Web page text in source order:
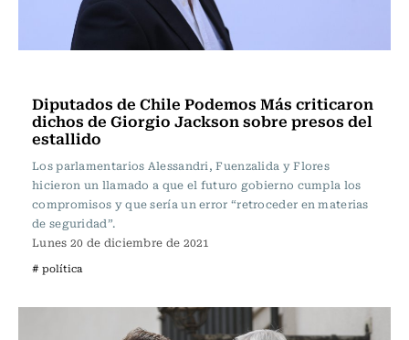
Diputados de Chile Podemos Más criticaron
dichos de Giorgio Jackson sobre presos del
estallido
Los parlamentarios Alessandri, Fuenzalida y Flores
hicieron un llamado a que el futuro gobierno cumpla los
compromisos y que sería un error “retroceder en materias
de seguridad”.
Lunes 20 de diciembre de 2021
# política